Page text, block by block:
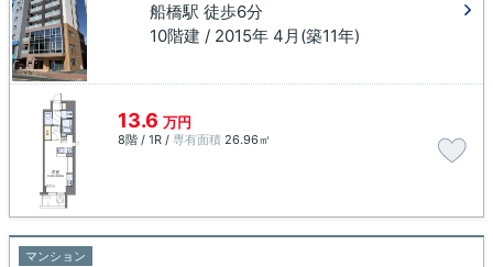
船橋駅 徒歩6分
10階建 / 2015年 4月(築11年)
13.6 万円
8階 / 1R / 専有面積 26.96㎡
マンション